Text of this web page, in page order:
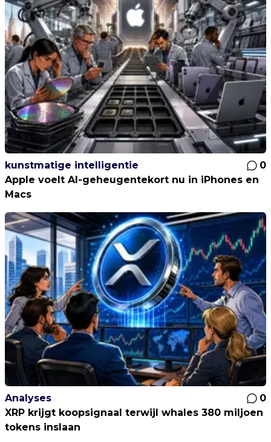
kunstmatige intelligentie
0
Apple voelt AI-geheugentekort nu in iPhones en
Macs
Analyses
0
XRP krijgt koopsignaal terwijl whales 380 miljoen
tokens inslaan